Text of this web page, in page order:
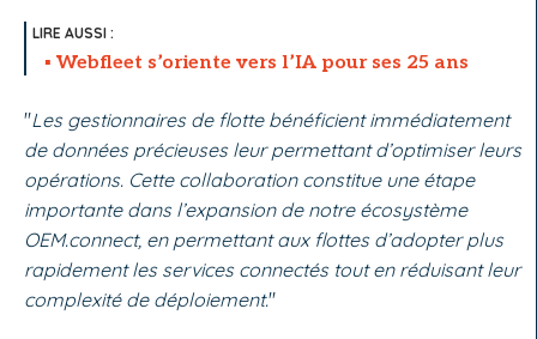
Webfleet s’oriente vers l’IA pour ses 25 ans
"Les gestionnaires de flotte bénéficient immédiatement
de données précieuses leur permettant d’optimiser leurs
opérations. Cette collaboration constitue une étape
importante dans l’expansion de notre écosystème
OEM.connect, en permettant aux flottes d’adopter plus
rapidement les services connectés tout en réduisant leur
complexité de déploiement."